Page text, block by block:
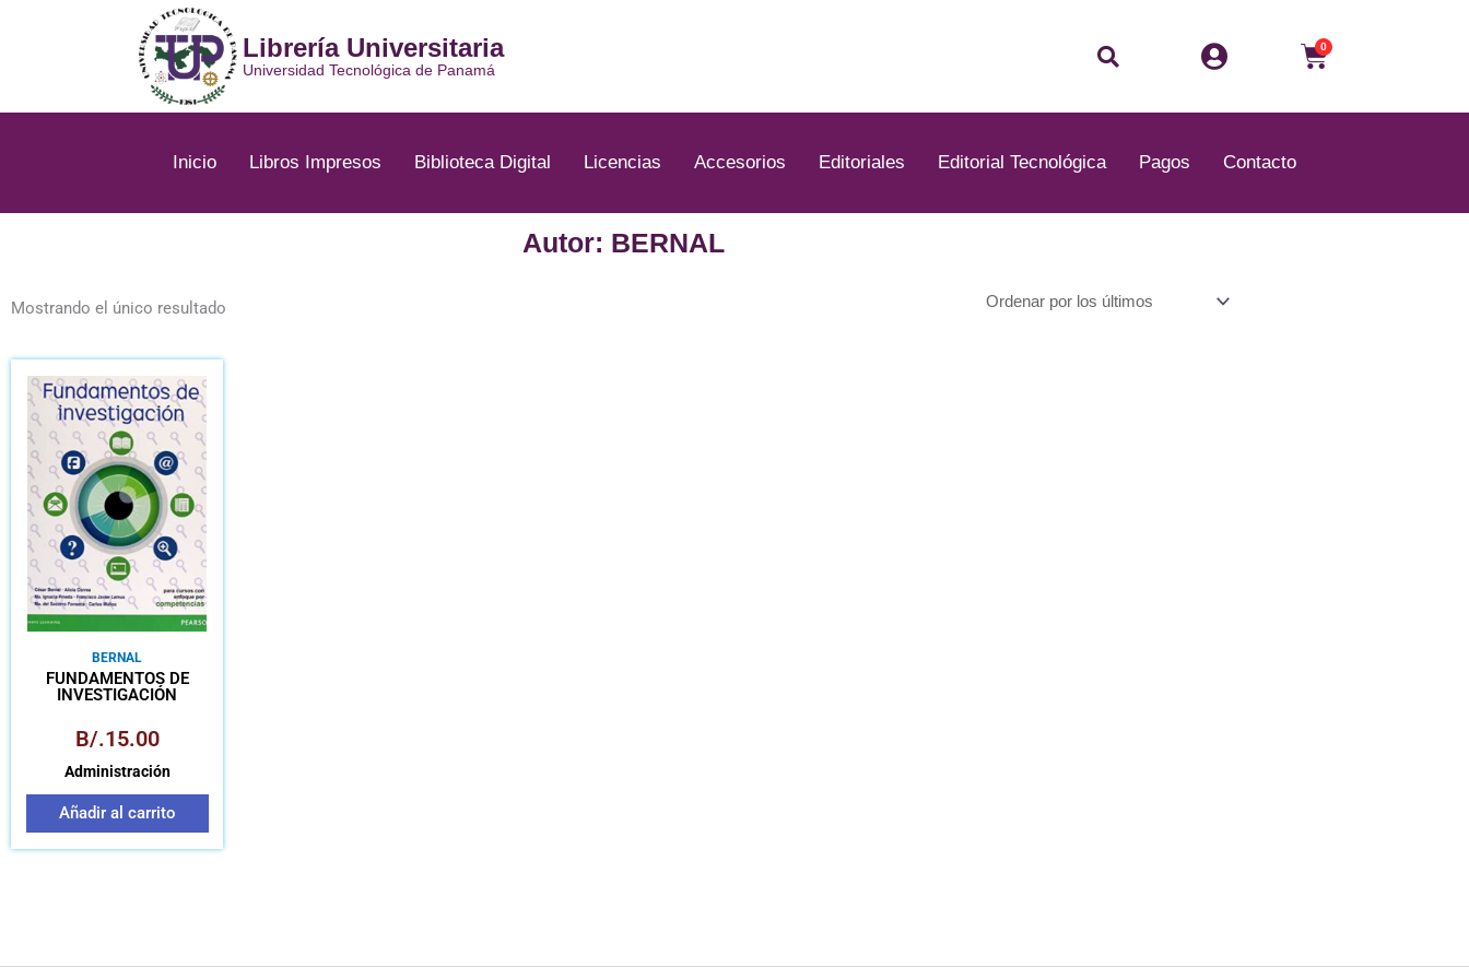
Librería Universitaria
Universidad Tecnológica de Panamá Buscar 0
Carrito
Inicio Libros Impresos Biblioteca Digital Licencias Accesorios Editoriales Editorial Tecnológica Pagos Contacto
Autor: BERNAL
Mostrando el único resultado
BERNAL
FUNDAMENTOS DE
INVESTIGACIÓN
B/.15.00
Administración
Añadir al carrito